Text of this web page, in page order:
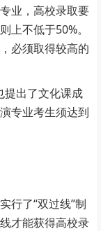
业，高校录取要
上不低于50%。
必须取得较高的
提出了文化课成
专业考生须达到
行了“双过线”制
才能获得高校录